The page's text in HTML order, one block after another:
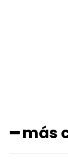
━ más